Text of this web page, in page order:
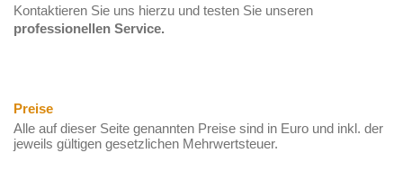
Kontaktieren Sie uns hierzu und testen Sie unseren
professionellen Service.
Preise
Alle auf dieser Seite genannten Preise sind in Euro und inkl. der
jeweils gültigen gesetzlichen Mehrwertsteuer.